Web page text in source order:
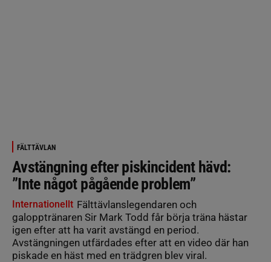
FÄLTTÄVLAN
Avstängning efter piskincident hävd:
”Inte något pågående problem”
Internationellt Fälttävlanslegendaren och
galopptränaren Sir Mark Todd får börja träna hästar
igen efter att ha varit avstängd en period.
Avstängningen utfärdades efter att en video där han
piskade en häst med en trädgren blev viral.